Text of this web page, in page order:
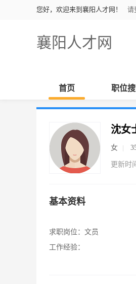
您好，欢迎来到襄阳人才网！ 请
襄阳人才网
首页 职位
沈女
女
更新时
基本资料
求职岗位： 文员
工作经验：